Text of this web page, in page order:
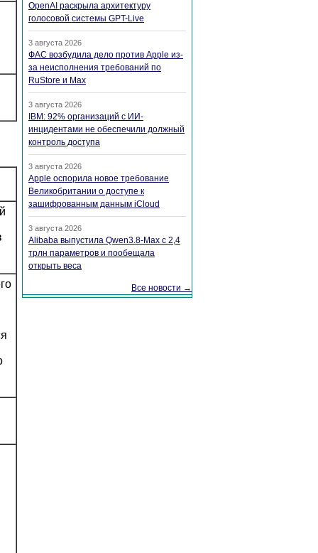
OpenAI раскрыла архитектуру
голосовой системы GPT-Live
3 августа 2026
ФАС возбудила дело против Apple из-
за неисполнения требований по
RuStore и Max
3 августа 2026
IBM: 92% организаций с ИИ-
инцидентами не обеспечили должный
контроль доступа
3 августа 2026
Apple оспорила новое требование
Великобритании о доступе к
зашифрованным данным iCloud
3 августа 2026
Alibaba выпустила Qwen3.8-Max с 2,4
трлн параметров и пообещала
открыть веса
Все новости →